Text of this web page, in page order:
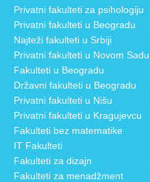
Privatni fakulteti za psihologiju
Privatni fakulteti u Beogradu
Najteži fakulteti u Srbiji
Privatni fakulteti u Novom Sadu
Fakulteti u Beogradu
Državni fakulteti u Beogradu
Privatni fakulteti u Nišu
Privatni fakulteti u Kragujevcu
Fakulteti bez matematike
IT Fakulteti
Fakulteti za dizajn
Fakulteti za menadžment